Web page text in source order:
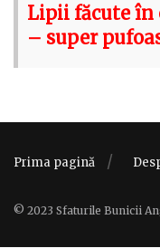
Lipii făcute în
– super
Prima pagină
© 2023 Sfaturile Bunicii